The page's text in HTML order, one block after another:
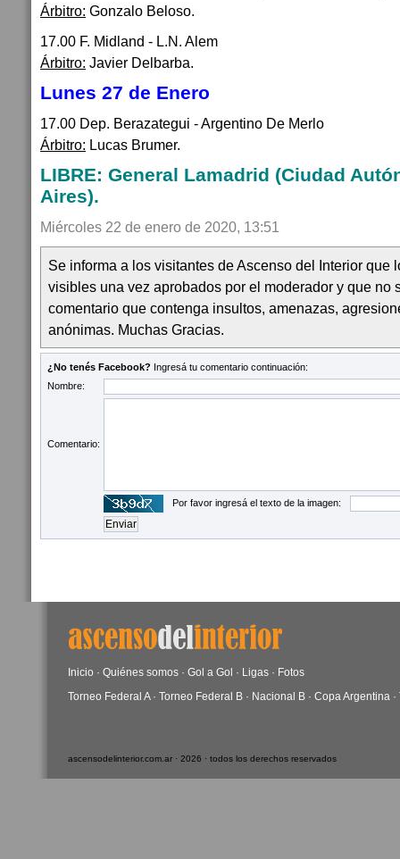
Árbitro: Gonzalo Beloso.
17.00 F. Midland - L.N. Alem
Árbitro: Javier Delbarba.
Lunes 27 de Enero
17.00 Dep. Berazategui - Argentino De Merlo
Árbitro: Lucas Brumer.
LIBRE: General Lamadrid (Ciudad
Aires).
Miércoles 22 de enero de 2020, 13:51
Se informa a los visitantes de Ascenso del Interior que
visibles una vez aprobados por el moderador y que no
comentario que contenga insultos, amenazas,
anónimas. Muchas Gracias.
¿No tenés Facebook? Ingresá tu comentario continuación:
Nombre:
Comentario:
Por favor ingresá el texto de la imagen:
Inicio · Quiénes somos · Gol a Gol · Ligas · Fotos
Torneo Federal A· Torneo Federal B · Nacional B · Copa Argentina ·
ascensodelinterior.com.ar · 2026 · todos los derechos reservados